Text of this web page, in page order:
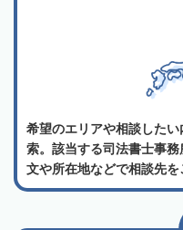
希望のエリアや相談した
索。該当する司法書士事
文や所在地などで相談先を